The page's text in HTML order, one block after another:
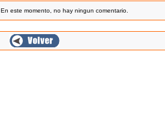
En este momento, no hay ningun comentario.